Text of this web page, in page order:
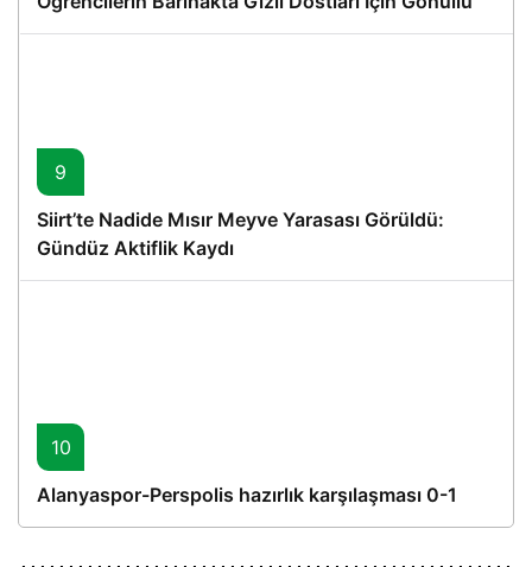
Proje
9
Siirt’te Nadide Mısır Meyve Yarasası Görüldü:
Gündüz Aktiflik Kaydı
10
Alanyaspor-Perspolis hazırlık karşılaşması 0-1